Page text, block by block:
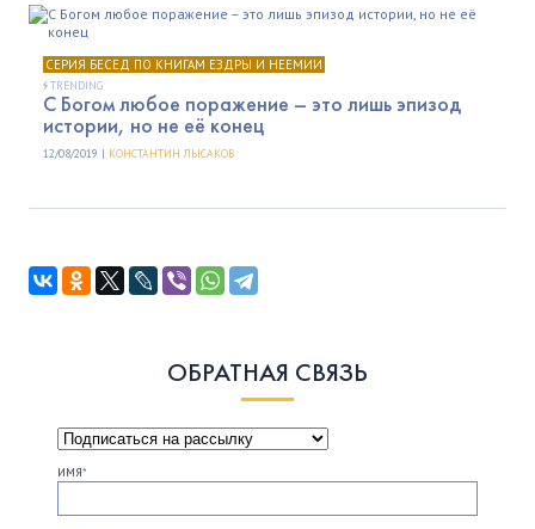
СЕРИЯ БЕСЕД ПО КНИГАМ ЕЗДРЫ И НЕЕМИИ
TRENDING
C Богом любое поражение – это лишь эпизод
истории, но не её конец
12/08/2019 | КОНСТАНТИН ЛЫСАКОВ
ОБРАТНАЯ СВЯЗЬ
ИМЯ*